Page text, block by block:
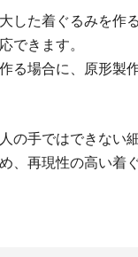
した着ぐるみを作
できます。
る場合に、原形製
の手ではできない
、再現性の高い着